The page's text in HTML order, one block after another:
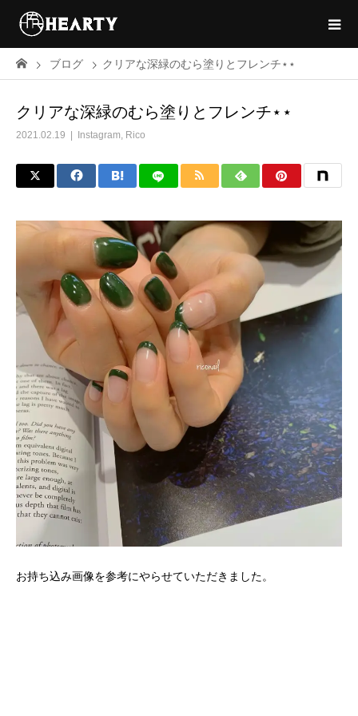
ブログ クリアな深緑のむら塗りとフレンチ⋆⋆
クリアな深緑のむら塗りとフレンチ⋆⋆
2021.02.19 Instagram, Rico
お持ち込み画像を参考にやらせていただきました。